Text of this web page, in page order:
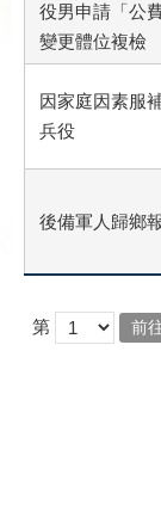
役男申請「公費
變更體位複檢
因家庭因素服
兵役
後備軍人歸鄉
第